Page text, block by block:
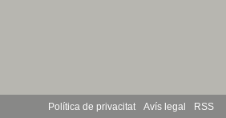
Política de privacitat Avís legal RSS